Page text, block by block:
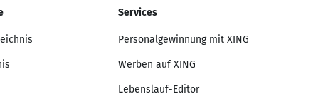
Services
Personalgewinnung mit XING
Werben auf XING
Lebenslauf-Editor